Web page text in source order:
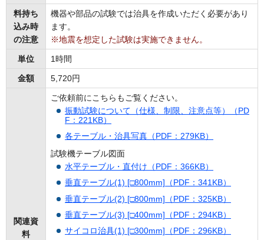
料持ち
込み時
の注意
機器や部品の試験では治具を作成いただく必要があり
ます。
※地震を想定した試験は実施できません。
単位 1時間
金額 5,720円
関連資
料
ご依頼前にこちらもご覧ください。
振動試験について（仕様、制限、注意点等）（PD
F：221KB）
各テーブル・治具写真（PDF：279KB）
試験機テーブル図面
水平テーブル・直付け（PDF：366KB）
垂直テーブル(1) [□800mm]（PDF：341KB）
垂直テーブル(2) [□800mm]（PDF：325KB）
垂直テーブル(3) [□400mm]（PDF：294KB）
サイコロ治具(1) [□300mm]（PDF：296KB）